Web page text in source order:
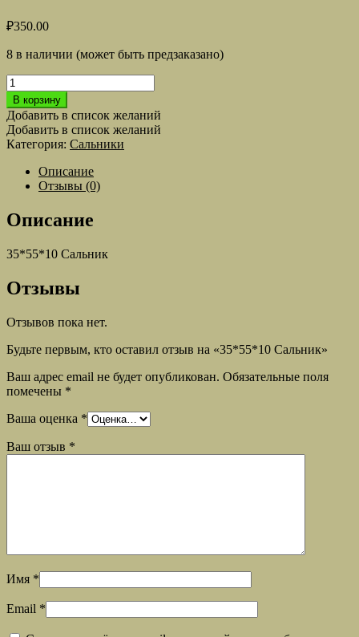
₽350.00
8 в наличии (может быть предзаказано)
Количество
товара
35*55*10
Сальник
В корзину
Добавить в список желаний
Добавить в список желаний
Категория: Сальники
Описание
Отзывы (0)
Описание
35*55*10 Сальник
Отзывы
Отзывов пока нет.
Будьте первым, кто оставил отзыв на «35*55*10 Сальник»
Ваш адрес email не будет опубликован. Обязательные поля
помечены *
Ваша оценка *
Ваш отзыв *
Имя *
Email *